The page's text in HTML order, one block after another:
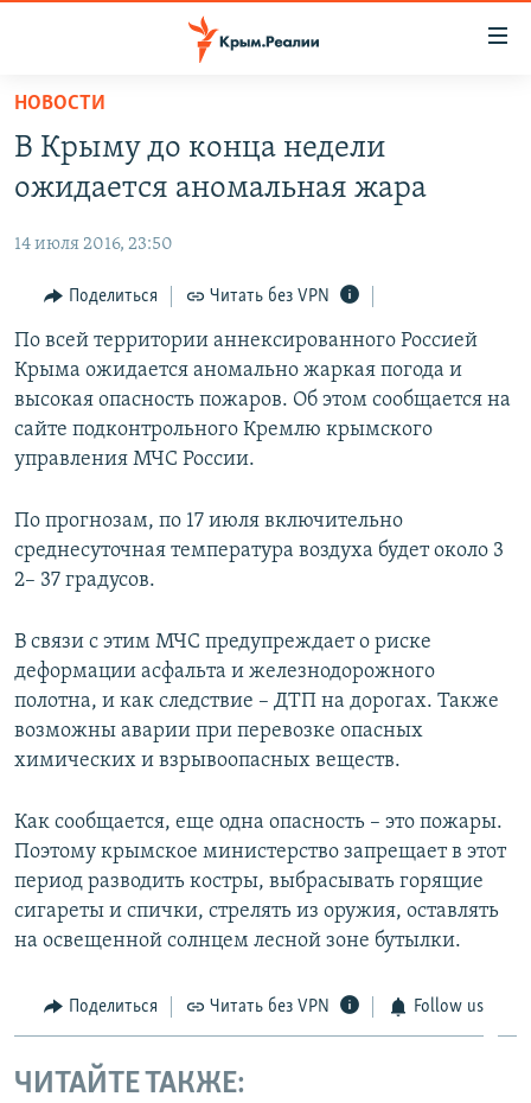
Вернуться
основному
содержанию
навигации
Вернутся
поиску
СПЕЦПРОЕКТЫ
КАРТА ВОЕННЫХ ОБЪЕКТОВ КРЫМА
11 ЛЕТ ОККУПАЦИИ КРЫМА. 11 ИСТОРИЙ СОПРОТИВЛЕНИЯ
ИСТОРИЯ
ЕЩЕ
ИНТЕРАКТИВ
ИНФОГРАФИКА
ТЕЛЕПРОЕКТ КРЫМ.РЕАЛИИ
СОВЕТЫ ПРАВОЗАЩИТНИКОВ
ПРОПАВШИЕ БЕЗ ВЕСТИ
ПОБЕДИТЕЛЕЙ НЕ СУДЯТ?
КРЫМ.НЕПОКОРЕННЫЙ
ELIFBE
УКРАИНСКАЯ ПРОБЛЕМА КРЫМА
РАДІО СВОБОДА
КАК ОБОЙТИ БЛОКИРОВКУ
Українською
ПРИСОЕДИНЯЙТЕСЬ!
Все сайты RFE/RL
НОВОСТИ
В Крыму до конца недели
ожидается аномальная жара
14 июля 2016, 23:50
Поделиться Читать без VPN
По всей территории аннексированного Россией
Крыма ожидается аномально жаркая погода и
высокая опасность пожаров. Об этом сообщается на
сайте подконтрольного Кремлю крымского
управления МЧС России.
По прогнозам, по 17 июля включительно
среднесуточная температура воздуха будет около 3
2– 37 градусов.
В связи с этим МЧС предупреждает о риске
деформации асфальта и железнодорожного
полотна, и как следствие – ДТП на дорогах. Также
возможны аварии при перевозке опасных
химических и взрывоопасных веществ.
Как сообщается, еще одна опасность – это пожары.
Поэтому крымское министерство запрещает в этот
период разводить костры, выбрасывать горящие
сигареты и спички, стрелять из оружия, оставлять
на освещенной солнцем лесной зоне бутылки.
Поделиться Читать без VPN Follow us
ЧИТАЙТЕ ТАКЖЕ: